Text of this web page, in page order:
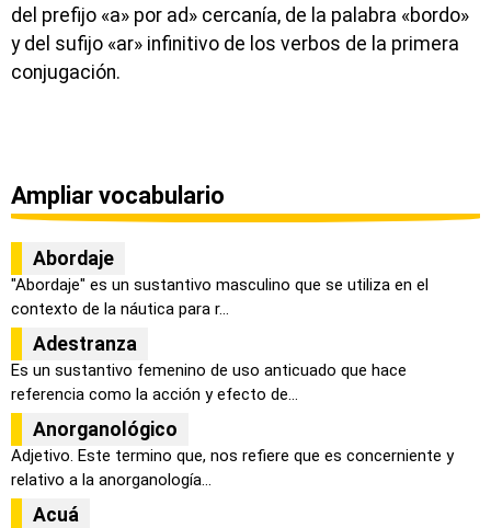
del prefijo «a» por ad» cercanía, de la palabra «bordo»
y del sufijo «ar» infinitivo de los verbos de la primera
conjugación.
Ampliar vocabulario
Abordaje
"Abordaje" es un sustantivo masculino que se utiliza en el
contexto de la náutica para r...
Adestranza
Es un sustantivo femenino de uso anticuado que hace
referencia como la acción y efecto de...
Anorganológico
Adjetivo. Este termino que, nos refiere que es concerniente y
relativo a la anorganología...
Acuá